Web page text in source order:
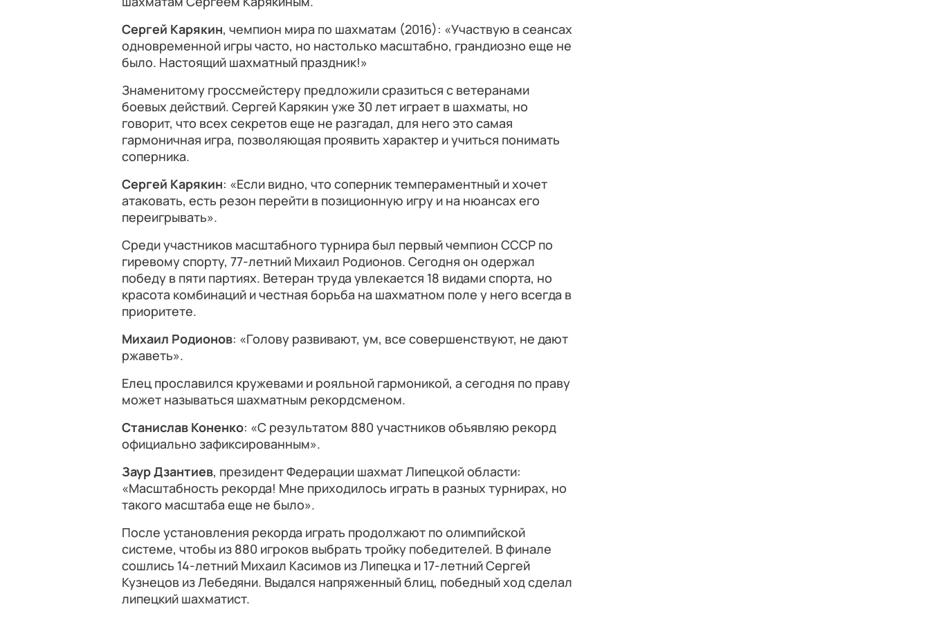
Сергей Карякин, чемпион мира по шахматам (2016): «Участвую в сеансах
одновременной игры часто, но настолько масштабно, грандиозно еще не
было. Настоящий шахматный праздник!»
Знаменитому гроссмейстеру предложили сразиться с ветеранами
боевых действий. Сергей Карякин уже 30 лет играет в шахматы, но
говорит, что всех секретов еще не разгадал, для него это самая
гармоничная игра, позволяющая проявить характер и учиться понимать
соперника.
Сергей Карякин: «Если видно, что соперник темпераментный и хочет
атаковать, есть резон перейти в позиционную игру и на нюансах его
переигрывать».
Среди участников масштабного турнира был первый чемпион СССР по
гиревому спорту, 77-летний Михаил Родионов. Сегодня он одержал
победу в пяти партиях. Ветеран труда увлекается 18 видами спорта, но
красота комбинаций и честная борьба на шахматном поле у него всегда в
приоритете.
Михаил Родионов: «Голову развивают, ум, все совершенствуют, не дают
ржаветь».
Елец прославился кружевами и рояльной гармоникой, а сегодня по праву
может называться шахматным рекордсменом.
Станислав Коненко: «С результатом 880 участников объявляю рекорд
официально зафиксированным».
Заур Дзантиев, президент Федерации шахмат Липецкой области:
«Масштабность рекорда! Мне приходилось играть в разных турнирах, но
такого масштаба еще не было».
После установления рекорда играть продолжают по олимпийской
системе, чтобы из 880 игроков выбрать тройку победителей. В финале
сошлись 14-летний Михаил Касимов из Липецка и 17-летний Сергей
Кузнецов из Лебедяни. Выдался напряженный блиц, победный ход сделал
липецкий шахматист.